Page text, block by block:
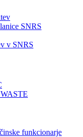
SNRS
v SNRS
funkcionarje